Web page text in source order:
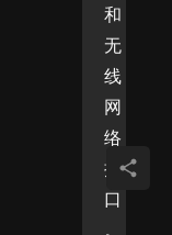
和
无
线
网
络
接
口
。